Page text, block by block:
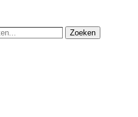
Zoeken